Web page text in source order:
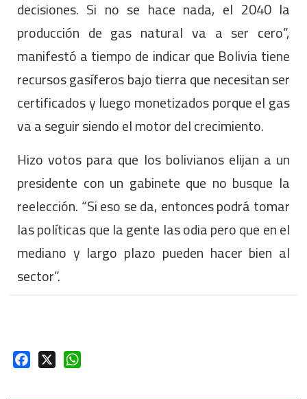
decisiones. Si no se hace nada, el 2040 la
producción de gas natural va a ser cero”,
manifestó a tiempo de indicar que Bolivia tiene
recursos gasíferos bajo tierra que necesitan ser
certificados y luego monetizados porque el gas
va a seguir siendo el motor del crecimiento.
Hizo votos para que los bolivianos elijan a un
presidente con un gabinete que no busque la
reelección. “Si eso se da, entonces podrá tomar
las políticas que la gente las odia pero que en el
mediano y largo plazo pueden hacer bien al
sector”.
Facebook